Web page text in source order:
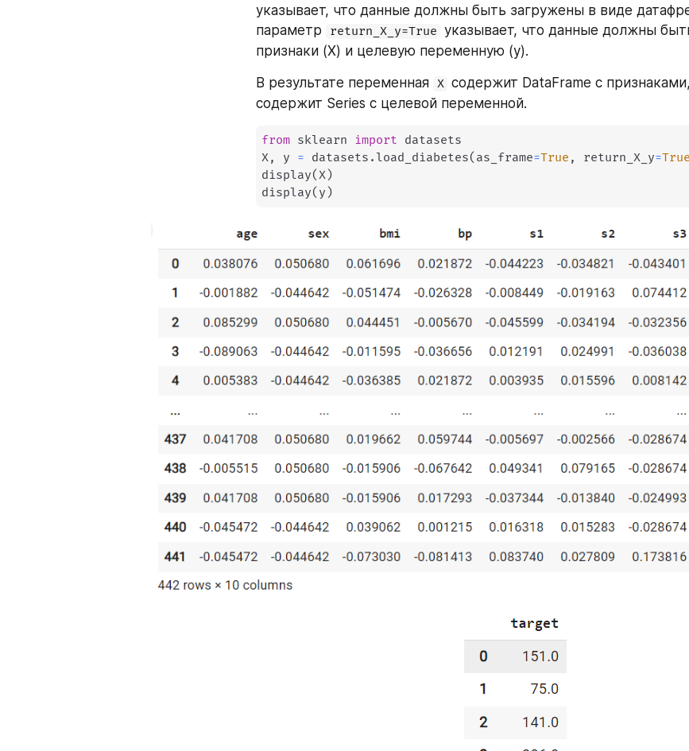
указывает, что данные должны быть загружены в виде
параметр
return_X_y=True указывает, что данные должны
признаки (X) и целевую переменную (y).
В результате переменная X содержит DataFrame с
содержит Series с целевой переменной.
from sklearn import datasets
X, y = datasets . load_diabetes( as_frame=True , return_X_y=True
display(X)
display( y )